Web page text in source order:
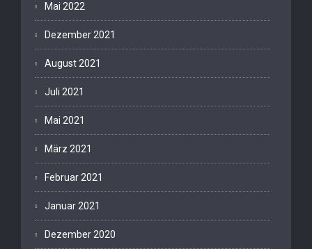
Mai 2022
Dezember 2021
August 2021
Juli 2021
Mai 2021
März 2021
Februar 2021
Januar 2021
Dezember 2020